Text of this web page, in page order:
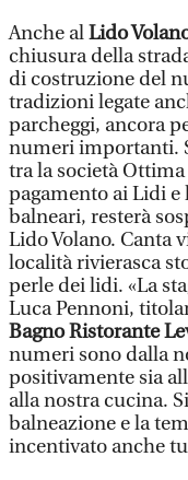
Anche alLido
chiusura della
di costruzione del
tradizioni legate
parcheggi, ancora
numeri importanti.
tra la società Ottima
pagamento ai Lidi
balneari, resterà
Lido Volano. Canta
località rivierasca
perle dei lidi. «La
Luca Pennoni,
Bagno Ristorante
numeri sono dalla
positivamente sia
alla nostra cucina.
balneazione e la
incentivato anche